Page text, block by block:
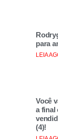
para
LEIA
Você
a final
(4)!